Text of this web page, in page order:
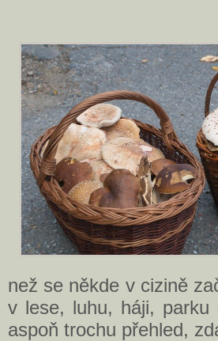
než se někde v cizině
v lese, luhu, háji,
aspoň trochu přehled,